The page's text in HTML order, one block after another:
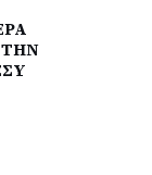
ΤΗΝ